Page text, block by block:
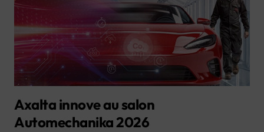
Axalta innove au salon
Automechanika 2026